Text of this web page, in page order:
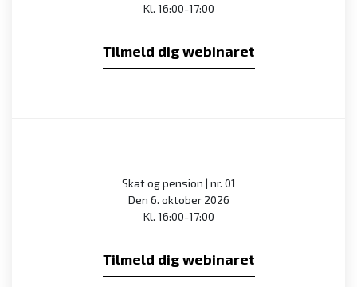
Kl. 16:00-17:00
Tilmeld dig webinaret
Skat og pension | nr. 01
Den 6. oktober 2026
Kl. 16:00-17:00
Tilmeld dig webinaret